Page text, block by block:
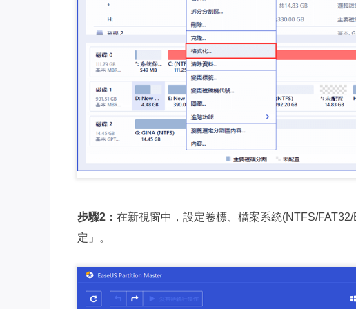
步驟2： 在新視窗中，設定卷標、檔案系統(NTFS/
定」。